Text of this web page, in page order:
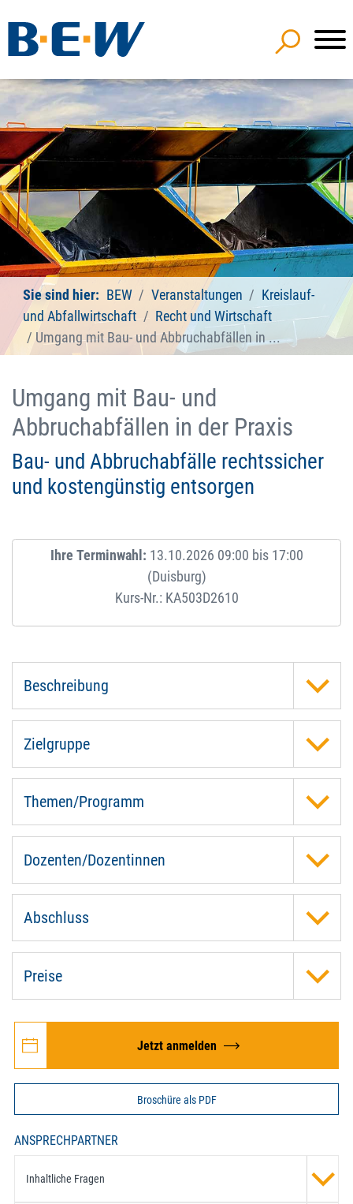
Sie sind hier: BEW Veranstaltungen
Kreislauf-
und Abfallwirtschaft
Recht und Wirtschaft
Umgang mit Bau- und Abbruchabfällen in ...
Umgang mit Bau- und
Abbruchabfällen in der Praxis
Bau- und Abbruchabfälle rechtssicher
und kostengünstig entsorgen
Ihre Terminwahl: 13.10.2026 09:00 bis 17:00
(Duisburg)
Kurs-Nr.: KA503D2610
Beschreibung
Zielgruppe
Themen/Programm
Dozenten/Dozentinnen
Abschluss
Preise
Jetzt anmelden
Broschüre als PDF
ANSPRECHPARTNER
Inhaltliche Fragen